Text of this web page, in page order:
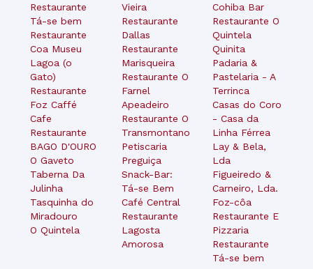
Restaurante
Tá-se bem
Restaurante
Coa Museu
Lagoa (o
Gato)
Restaurante
Foz Caffé
Cafe
Restaurante
BAGO D'OURO
O Gaveto
Taberna Da
Julinha
Tasquinha do
Miradouro
O Quintela
Vieira
Restaurante
Dallas
Restaurante
Marisqueira
Restaurante O
Farnel
Apeadeiro
Restaurante O
Transmontano
Petiscaria
Preguiça
Snack-Bar:
Tá-se Bem
Café Central
Restaurante
Lagosta
Amorosa
Cohiba Bar
Restaurante O
Quintela
Quinita
Padaria &
Pastelaria - A
Terrinca
Casas do Coro
- Casa da
Linha Férrea
Lay & Bela,
Lda
Figueiredo &
Carneiro, Lda.
Foz-côa
Restaurante E
Pizzaria
Restaurante
Tá-se bem